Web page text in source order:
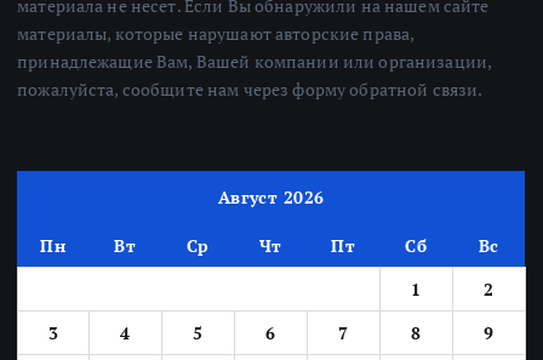
материала не несет. Если Вы обнаружили на нашем сайте
материалы, которые нарушают авторские права,
принадлежащие Вам, Вашей компании или организации,
пожалуйста, сообщите нам через форму обратной связи.
Август 2026
Пн Вт Ср Чт Пт Сб
Вс
1
2
3
4 5 6 7 8
9